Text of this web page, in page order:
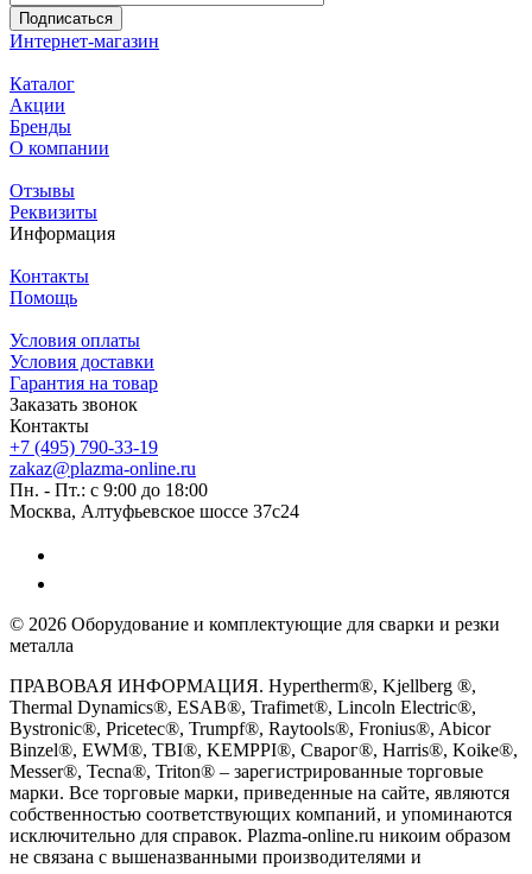
Подписаться
Интернет-магазин
Каталог
Акции
Бренды
О компании
Отзывы
Реквизиты
Информация
Контакты
Помощь
Условия оплаты
Условия доставки
Гарантия на товар
Заказать звонок
Контакты
+7 (495) 790-33-19
zakaz@plazma-online.ru
Пн. - Пт.: с 9:00 до 18:00
Москва, Алтуфьевское шоссе 37с24
© 2026 Оборудование и комплектующие для сварки и резки
металла
ПРАВОВАЯ ИНФОРМАЦИЯ. Hypertherm®, Kjellberg ®,
Thermal Dynamics®, ESAB®, Trafimet®, Lincoln Electric®,
Bystronic®, Pricetec®, Trumpf®, Raytools®, Fronius®, Abicor
Binzel®, EWM®, TBI®, KEMPPI®, Сварог®, Harris®, Koike®,
Messer®, Tecna®, Triton® – зарегистрированные торговые
марки. Все торговые марки, приведенные на сайте, являются
собственностью соответствующих компаний, и упоминаются
исключительно для справок. Plazma-online.ru никоим образом
не связана с вышеназванными производителями и